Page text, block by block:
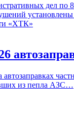
дел
из пепла АЗС…